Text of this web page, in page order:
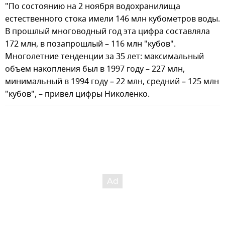
"По состоянию на 2 ноября водохранилища
естественного стока имели 146 млн кубометров воды.
В прошлый многоводный год эта цифра составляла
172 млн, в позапрошлый – 116 млн "кубов".
Многолетние тенденции за 35 лет: максимальный
объем накопления был в 1997 году – 227 млн,
минимальный в 1994 году – 22 млн, средний – 125 млн
"кубов", – привел цифры Николенко.